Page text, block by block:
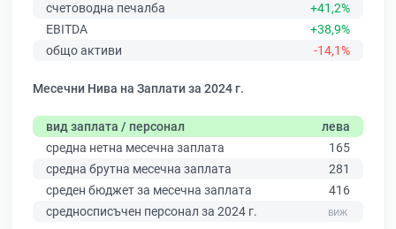
счетоводна печалба
+41,2%
EBITDA
+38,9%
общо активи
-14,1%
Месечни Нива на Заплати за 2024 г.
вид заплата / персонал
лева
средна нетна месечна заплата
165
средна брутна месечна заплата
281
среден бюджет за месечна заплата
416
средносписъчен персонал за 2024 г.